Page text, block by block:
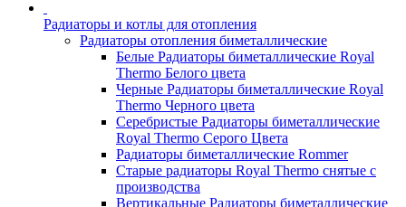
Радиаторы и котлы для отопления
Радиаторы отопления биметаллические
Белые Радиаторы биметаллические Royal
Thermo Белого цвета
Черные Радиаторы биметаллические Royal
Thermo Черного цвета
Серебристые Радиаторы биметаллические
Royal Thermo Серого Цвета
Радиаторы биметаллические Rommer
Старые радиаторы Royal Thermo снятые с
производства
Вертикальные Радиаторы биметаллические